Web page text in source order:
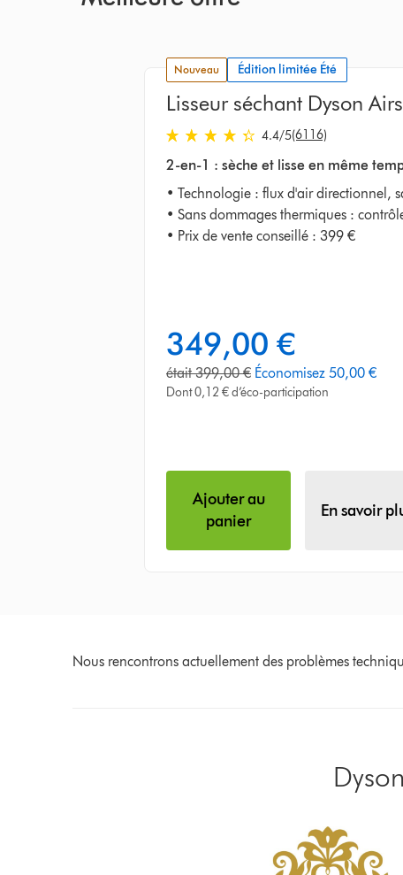
nouveau Édition limitée Été
Lisseur séchant Dyson
4.4 stars out of 5 from 6116 Avis
4.4/5(6116)
2-en-1 : sèche et lisse en même
• Technologie : flux d'air directionnel,
• Sans dommages thermiques :
• Prix de vente conseillé : 399 €
prix
actuel
:
349,00 €
prix
d'origine
était 399,00 € Économisez 50,00 €
Dont 0,12 € d’éco-participation
Ajouter au
panier
En savoir
Nous rencontrons actuellement des problèmes